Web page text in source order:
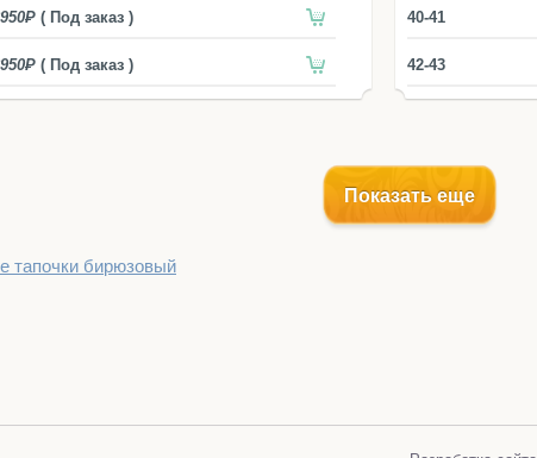
( Под заказ )
( Под заказ )
40-41
42-43
Показать еще
тапочки бирюзовый